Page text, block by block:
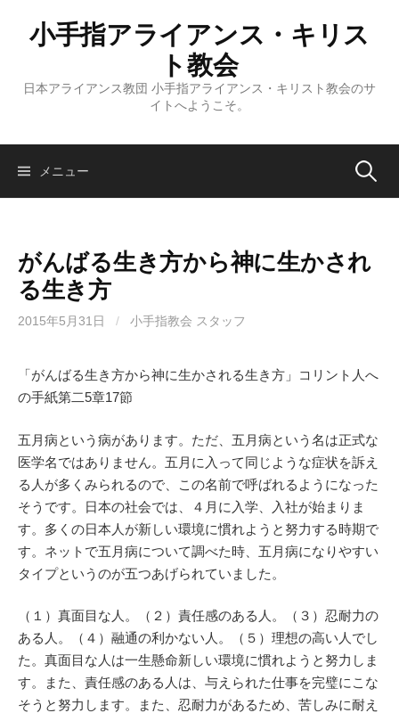
ス
小手指アライアンス・キリス
ト教会
日本アライアンス教団 小手指アライアンス・キリスト教会のサ
イトへようこそ。
メニュー 検
がんばる生き方から神に生かされ
る生き方
2015年5月31日 / 小手指教会 スタッフ
「がんばる生き方から神に生かされる生き方」コリント人へ
の手紙第二5章17節
五月病という病があります。ただ、五月病という名は正式な
医学名ではありません。五月に入って同じような症状を訴え
る人が多くみられるので、この名前で呼ばれるようになった
そうです。日本の社会では、４月に入学、入社が始まりま
す。多くの日本人が新しい環境に慣れようと努力する時期で
す。ネットで五月病について調べた時、五月病になりやすい
タイプというのが五つあげられていました。
（１）真面目な人。（２）責任感のある人。（３）忍耐力の
ある人。（４）融通の利かない人。（５）理想の高い人でし
た。真面目な人は一生懸命新しい環境に慣れようと努力しま
す。また、責任感のある人は、与えられた仕事を完璧にこな
そうと努力します。また、忍耐力があるため、苦しみに耐え